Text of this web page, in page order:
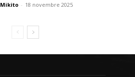
- 18 novembre 2025